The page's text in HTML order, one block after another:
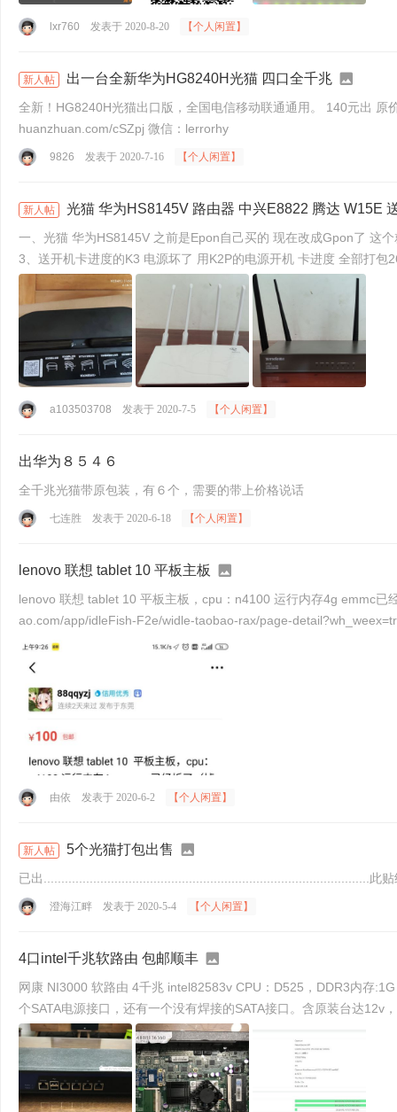
lxr760 发表于 2020-8-20 【个人闲置】
新人帖 出一台全新华为HG8240H光猫 四口全千兆
全新！HG8240H光猫出口版，全国电信移动联通通用。 140元出
huanzhuan.com/cSZpj 微信：lerrorhy
9826 发表于 2020-7-16 【个人闲置】
新人帖 光猫 华为HS8145V 路由器 中兴E8822 腾达 W15E
一、光猫 华为HS8145V 之前是Epon自己买的 现在改成Gpon了 这个就闲置了二、路由器 1、中兴E8822 电脑送的 花了280升级弄的全屋WIFI 但是用不到 2、腾达 W15E 之前公司用的
a103503708 发表于 2020-7-5 【个人闲置】
出华为８５４６
全千兆光猫带原包装，有６个，需要的带上价格说话
七连胜 发表于 2020-6-18 【个人闲置】
lenovo 联想 tablet 10 平板主板
lenovo 联想 tablet 10 平板主板，cpu：n4100 运行内存4g emmc已经拆了（掉了一个点能补上）。正常启动。外接高清口没反应。需要接屏幕才能显示。可以当料板 https://market.m.taob
ao.com/app/idleFish-F2e/widle-taobao-rax/page-
由依 发表于 2020-6-2 【个人闲置】
新人帖 5个光猫打包出售
已出............................................................................................此贴
澄海江畔 发表于 2020-5-4 【个人闲置】
4口intel千兆软路由 包邮顺丰
网康 NI3000 软路由 4千兆 intel82583v CPU：D525，DDR3内存:1G，MSATA硬盘16G，全日系三洋固态电容